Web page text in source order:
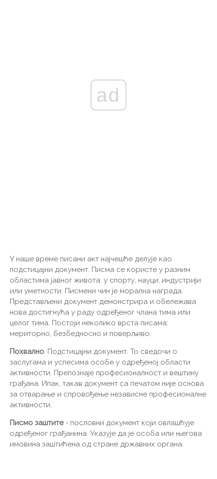
ad
У наше време писани акт најчешће делује као
подстицајни документ. Писма се користе у разним
областима јавног живота: у спорту, науци, индустрији
или уметности. Писмени чин је морална награда.
Представљени документ демонстрира и обележава
нова достигнућа у раду одређеног члана тима или
целог тима. Постоји неколико врста писама:
мериторно, безбедносно и поверљиво.
Похвално. Подстицајни документ. То сведочи о
заслугама и успесима особе у одређеној области
активности. Препознаје професионалност и вештину
грађана. Ипак, такав документ са печатом није основа
за отварање и спровођење независне професионалне
активности.
Писмо заштите- пословни документ који овлашћује
одређеног грађанина. Указује да је особа или његова
имовина заштићена од стране државних органа.